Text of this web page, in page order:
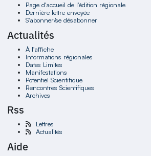
Page d'accueil de l'édition régionale
Dernière lettre envoyée
S'abonner/se désabonner
Actualités
À l'affiche
Informations régionales
Dates Limites
Manifestations
Potentiel Scientifique
Rencontres Scientifiques
Archives
Rss
Lettres
Actualités
Aide